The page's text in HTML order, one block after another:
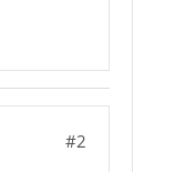
#2